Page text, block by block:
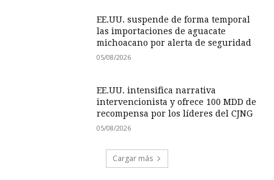
EE.UU. suspende de forma temporal
las importaciones de aguacate
michoacano por alerta de seguridad
05/08/2026
EE.UU. intensifica narrativa
intervencionista y ofrece 100 MDD de
recompensa por los líderes del CJNG
05/08/2026
Cargar más